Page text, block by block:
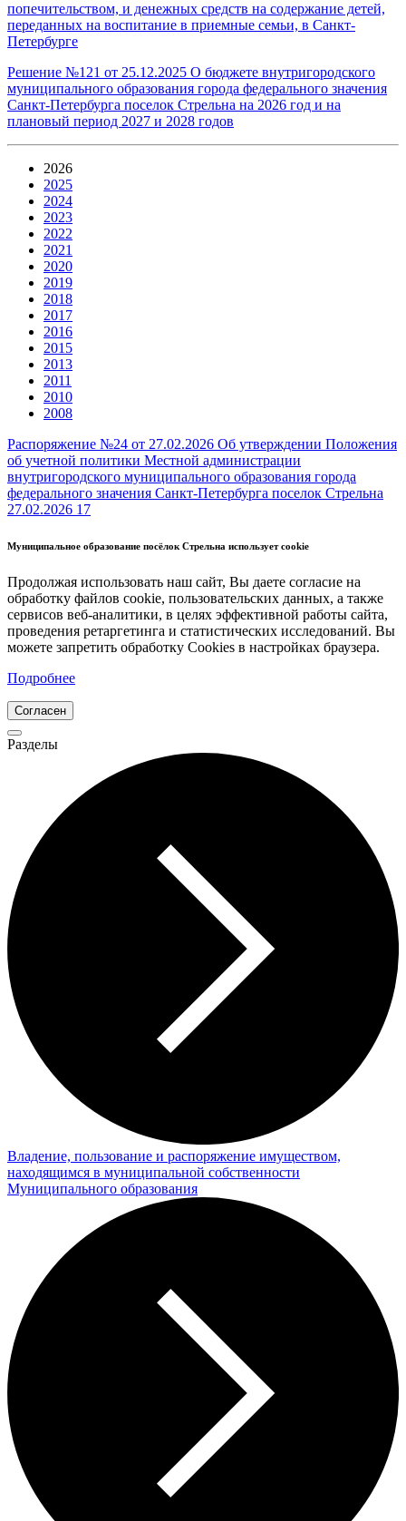
попечительством, и денежных средств на содержание детей,
переданных на воспитание в приемные семьи, в Санкт-
Петербурге
Решение №121 от 25.12.2025 О бюджете внутригородского
муниципального образования города федерального значения
Санкт-Петербурга поселок Стрельна на 2026 год и на
плановый период 2027 и 2028 годов
2026
2025
2024
2023
2022
2021
2020
2019
2018
2017
2016
2015
2013
2011
2010
2008
Распоряжение №24 от 27.02.2026 Об утверждении Положения
об учетной политики Местной администрации
внутригородского муниципального образования города
федерального значения Санкт-Петербурга поселок Стрельна
27.02.2026 17
Муниципальное образование посёлок Стрельна использует cookie
Продолжая использовать наш сайт, Вы даете согласие на
обработку файлов cookie, пользовательских данных, а также
сервисов веб-аналитики, в целях эффективной работы сайта,
проведения ретаргетинга и статистических исследований. Вы
можете запретить обработку Cookies в настройках браузера.
Подробнее
Согласен
Разделы
Владение, пользование и распоряжение имуществом,
находящимся в муниципальной собственности
Муниципального образования